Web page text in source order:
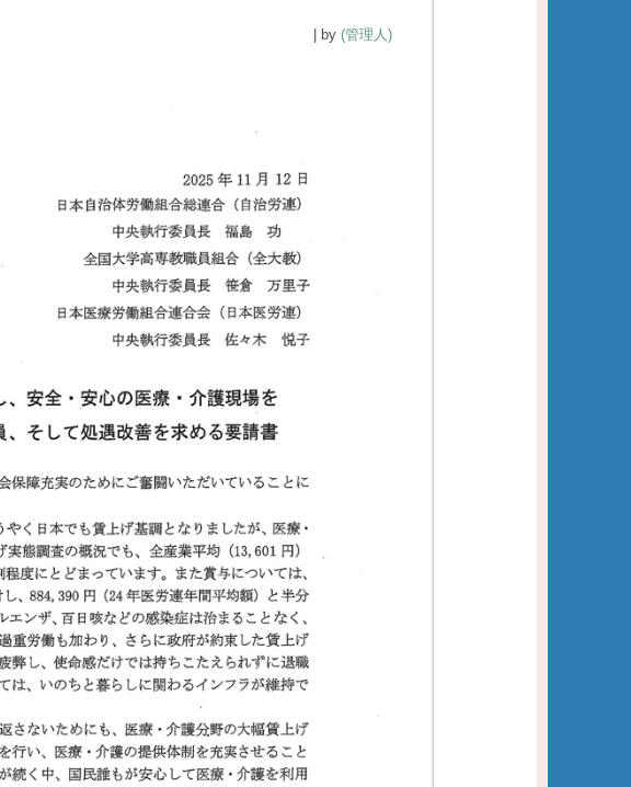
| by (管理人)